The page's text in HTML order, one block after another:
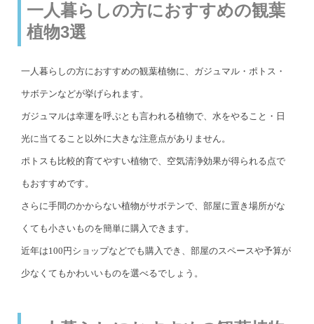
一人暮らしの方におすすめの観葉
植物3選
一人暮らしの方におすすめの観葉植物に、ガジュマル・ポトス・
サボテンなどが挙げられます。
ガジュマルは幸運を呼ぶとも言われる植物で、水をやること・日
光に当てること以外に大きな注意点がありません。
ポトスも比較的育てやすい植物で、空気清浄効果が得られる点で
もおすすめです。
さらに手間のかからない植物がサボテンで、部屋に置き場所がな
くても小さいものを簡単に購入できます。
近年は100円ショップなどでも購入でき、部屋のスペースや予算が
少なくてもかわいいものを選べるでしょう。